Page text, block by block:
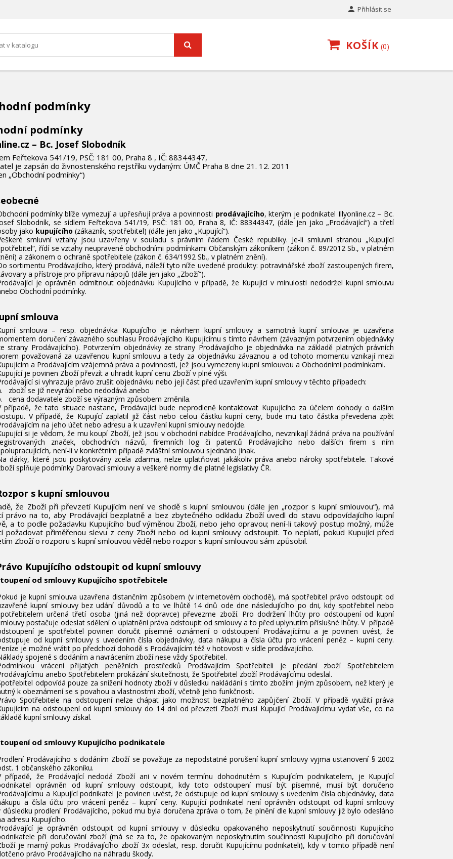
 Přihlásit se
KOŠÍK 0
podmínky
podmínky
– Bc. Josef Slobodník
Feřtekova 541/19, PSČ: 181 00, Praha 8 , IČ: 88344347,
je zapsán do živnostenského rejstříku vydaným: ÚMČ Praha 8 dne 21. 12. 2011
„Obchodní podmínky“)
podmínky blíže vymezují a upřesňují práva a povinnosti prodávajícího, kterým je podnikatel Illyonline.cz – Bc.
Slobodník, se sídlem Feřtekova 541/19, PSČ: 181 00, Praha 8, IČ: 88344347, (dále jen jako „Prodávající“) a třetí
jako kupujícího (zákazník, spotřebitel) (dále jen jako „Kupující“).
smluvní vztahy jsou uzavřeny v souladu s právním řádem České republiky. Je-li smluvní stranou „Kupující
řídí se vztahy neupravené obchodními podmínkami Občanským zákoníkem (zákon č. 89/2012 Sb., v platném
a zákonem o ochraně spotřebitele (zákon č. 634/1992 Sb., v platném znění).
sortimentu Prodávajícího, který prodává, náleží tyto níže uvedené produkty: potravinářské zboží zastoupených firem,
a přístroje pro přípravu nápojů (dále jen jako „Zboží“).
je oprávněn odmítnout objednávku Kupujícího v případě, že Kupující v minulosti nedodržel kupní smlouvu
Obchodní podmínky.
smlouva
smlouva – resp. objednávka Kupujícího je návrhem kupní smlouvy a samotná kupní smlouva je uzavřena
doručení závazného souhlasu Prodávajícího Kupujícímu s tímto návrhem (závazným potvrzením objednávky
strany Prodávajícího). Potvrzením objednávky ze strany Prodávajícího je objednávka na základě platných právních
považovaná za uzavřenou kupní smlouvu a tedy za objednávku závaznou a od tohoto momentu vznikají mezi
a Prodávajícím vzájemná práva a povinnosti, jež jsou vymezeny kupní smlouvou a Obchodními podmínkami.
je povinen Zboží převzít a uhradit kupní cenu Zboží v plné výši.
si vyhrazuje právo zrušit objednávku nebo její část před uzavřením kupní smlouvy v těchto případech:
zboží se již nevyrábí nebo nedodává anebo
cena dodavatele zboží se výrazným způsobem změnila.
případě, že tato situace nastane, Prodávající bude neprodleně kontaktovat Kupujícího za účelem dohody o dalším
V případě, že Kupující zaplatil již část nebo celou částku kupní ceny, bude mu tato částka převedena zpět
na jeho účet nebo adresu a k uzavření kupní smlouvy nedojde.
si je vědom, že mu koupí Zboží, jež jsou v obchodní nabídce Prodávajícího, nevznikají žádná práva na používání
značek, obchodních názvů, firemních log či patentů Prodávajícího nebo dalších firem s ním
není-li v konkrétním případě zvláštní smlouvou sjednáno jinak.
dárky, které jsou poskytovány zcela zdarma, nelze uplatňovat jakákoliv práva anebo nároky spotřebitele. Takové
splňuje podmínky Darovací smlouvy a veškeré normy dle platné legislativy ČR.
s kupní smlouvou
že Zboží při převzetí Kupujícím není ve shodě s kupní smlouvou (dále jen „rozpor s kupní smlouvou“), má
právo na to, aby Prodávající bezplatně a bez zbytečného odkladu Zboží uvedl do stavu odpovídajícího kupní
a to podle požadavku Kupujícího buď výměnou Zboží, nebo jeho opravou; není-li takový postup možný, může
požadovat přiměřenou slevu z ceny Zboží nebo od kupní smlouvy odstoupit. To neplatí, pokud Kupující před
Zboží o rozporu s kupní smlouvou věděl nebo rozpor s kupní smlouvou sám způsobil.
Kupujícího odstoupit od kupní smlouvy
od smlouvy Kupujícího spotřebitele
je kupní smlouva uzavřena distančním způsobem (v internetovém obchodě), má spotřebitel právo odstoupit od
kupní smlouvy bez udání důvodů a to ve lhůtě 14 dnů ode dne následujícího po dni, kdy spotřebitel nebo
určená třetí osoba (jiná než dopravce) převezme zboží. Pro dodržení lhůty pro odstoupení od kupní
postačuje odeslat sdělení o uplatnění práva odstoupit od smlouvy a to před uplynutím příslušné lhůty. V případě
je spotřebitel povinen doručit písemné oznámení o odstoupení Prodávajícímu a je povinen uvést, že
od kupní smlouvy s uvedením čísla objednávky, data nákupu a čísla účtu pro vrácení peněz – kupní ceny.
je možné vrátit po předchozí dohodě s Prodávajícím též v hotovosti v sídle prodávajícího.
spojené s dodáním a navrácením zboží nese vždy Spotřebitel.
vrácení přijatých peněžních prostředků Prodávajícím Spotřebiteli je předání zboží Spotřebitelem
anebo Spotřebitelem prokázání skutečnosti, že Spotřebitel zboží Prodávajícímu odeslal.
odpovídá pouze za snížení hodnoty zboží v důsledku nakládání s tímto zbožím jiným způsobem, než který je
k obeznámení se s povahou a vlastnostmi zboží, včetně jeho funkčnosti.
Spotřebitele na odstoupení nelze chápat jako možnost bezplatného zapůjčení Zboží. V případě využití práva
na odstoupení od kupní smlouvy do 14 dní od převzetí Zboží musí Kupující Prodávajícímu vydat vše, co na
kupní smlouvy získal.
od smlouvy Kupujícího podnikatele
Prodávajícího s dodáním Zboží se považuje za nepodstatné porušení kupní smlouvy vyjma ustanovení § 2002
1 občanského zákoníku.
případě, že Prodávající nedodá Zboží ani v novém termínu dohodnutém s Kupujícím podnikatelem, je Kupující
oprávněn od kupní smlouvy odstoupit, kdy toto odstoupení musí být písemné, musí být doručeno
a Kupující podnikatel je povinen uvést, že odstupuje od kupní smlouvy s uvedením čísla objednávky, data
a čísla účtu pro vrácení peněz – kupní ceny. Kupující podnikatel není oprávněn odstoupit od kupní smlouvy
důsledku prodlení Prodávajícího, pokud mu byla doručena zpráva o tom, že plnění dle kupní smlouvy již bylo odesláno
adresu Kupujícího.
je oprávněn odstoupit od kupní smlouvy v důsledku opakovaného neposkytnutí součinnosti Kupujícího
při doručování zboží (má se za to, že opakovaným neposkytnutím součinnosti Kupujícího při doručování
je marný pokus Prodávajícího zboží 3x odeslat, resp. doručit Kupujícímu podnikateli), kdy v tomto případě není
právo Prodávajícího na náhradu škody.